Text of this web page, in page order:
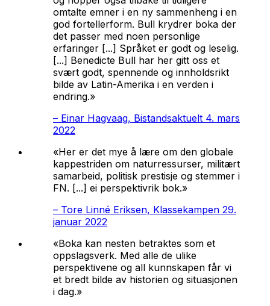
omtalte emner i en ny sammenheng i en
god fortellerform. Bull krydrer boka der
det passer med noen personlige
erfaringer [...] Språket er godt og leselig.
[...] Benedicte Bull har her gitt oss et
svært godt, spennende og innholdsrikt
bilde av Latin-Amerika i en verden i
endring.»
– Einar Hagvaag, Bistandsaktuelt 4. mars
2022
«Her er det mye å lære om den globale
kappestriden om naturressurser, militært
samarbeid, politisk prestisje og stemmer i
FN. [...] ei perspektivrik bok.»
– Tore Linné Eriksen, Klassekampen 29.
januar 2022
«Boka kan nesten betraktes som et
oppslagsverk. Med alle de ulike
perspektivene og all kunnskapen får vi
et bredt bilde av historien og situasjonen
i dag.»